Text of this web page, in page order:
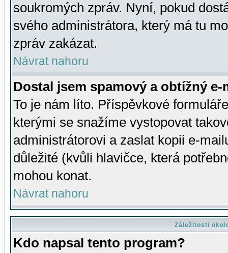
soukromých zpráv. Nyní, pokud
svého administrátora, který má tu
zpráv zakázat.
Návrat nahoru
Dostal jsem spamový a obtížný
To je nám líto. Příspěvkové
kterými se snažíme vystopovat
administrátorovi a zaslat kopii e-
důležité (kvůli hlavičce, která
mohou konat.
Návrat nahoru
Záležitosti
Kdo napsal tento program?